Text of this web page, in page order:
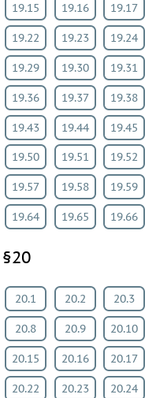
19.15 19.16 19.17
19.22 19.23 19.24
19.29 19.30 19.31
19.36 19.37 19.38
19.43 19.44 19.45
19.50 19.51 19.52
19.57 19.58 19.59
19.64 19.65 19.66
§20
20.1 20.2 20.3
20.8 20.9 20.10
20.15 20.16 20.17
20.22 20.23 20.24